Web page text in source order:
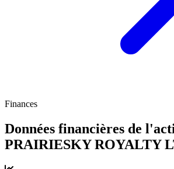
Finances
Données financières de
PRAIRIESKY ROYALTY